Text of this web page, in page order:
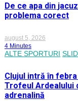
De ce apa din
problema corect
august 5, 2026
4 Minutes
ALTE SPORTURI
Clujul intră în
Trofeul Ardealului
adrenalină